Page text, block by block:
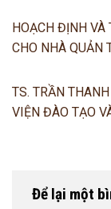
HOẠCH ĐỊNH VÀ
CHO NHÀ QUẢN
TS. TRẦN
VIỆN ĐÀO TẠO
Để lại một